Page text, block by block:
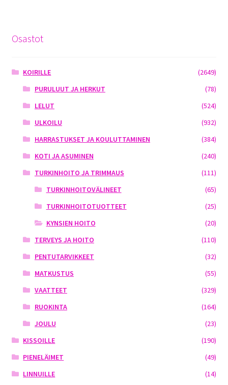
Osastot
KOIRILLE
(2649)
PURULUUT JA HERKUT
(78)
LELUT
(524)
ULKOILU
(932)
HARRASTUKSET JA KOULUTTAMINEN
(384)
KOTI JA ASUMINEN
(240)
TURKINHOITO JA TRIMMAUS
(111)
TURKINHOITOVÄLINEET
(65)
TURKINHOITOTUOTTEET
(25)
KYNSIEN HOITO
(20)
TERVEYS JA HOITO
(110)
PENTUTARVIKKEET
(32)
MATKUSTUS
(55)
VAATTEET
(329)
RUOKINTA
(164)
JOULU
(23)
KISSOILLE
(190)
PIENELÄIMET
(49)
LINNUILLE
(14)